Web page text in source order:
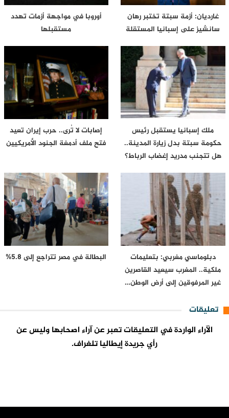
غارديان: أزمة سبتة تختبر رهان
سانشيز على إسبانيا المستقلة
أوروبا في مواجهة أزمات تهدد
مستقبلها
ملك إسبانيا يستقبل رئيس
حكومة سبتة بدل زيارة المدينة..
هل تتجنب مدريد إغضاب الرباط؟
إصابات لا تُرى.. حرب إيران تعيد
فتح ملف أدمغة الجنود الأمريكيين
دبلوماسي مغربي: بتعليمات
ملكية.. المغرب سيعيد القاصرين
غير المرفوقين إلى أرض الوطن…
البطالة في مصر تتراجع إلى 5.8%
تعليقات
الآراء الواردة في التعليقات تعبر عن آراء اصحابها وليس عن
رأي جريدة إيطاليا تلغراف.